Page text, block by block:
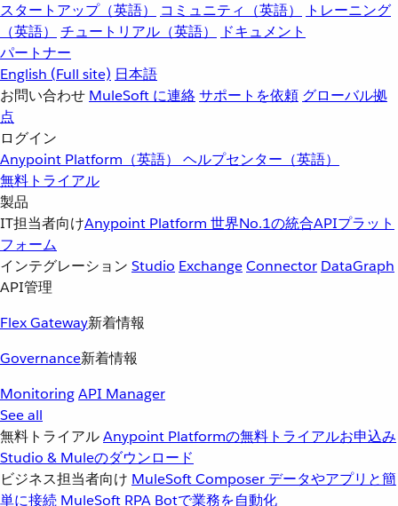
スタートアップ（英語）
コミュニティ（英語）
トレーニング
（英語）
チュートリアル（英語）
ドキュメント
パートナー
English (Full site) 日本語
お問い合わせ MuleSoft に連絡サポートを依頼 グローバル拠
点
ログイン
Anypoint Platform（英語） ヘルプセンター（英語）
無料トライアル
製品
IT担当者向けAnypoint Platform 世界No.1の統合APIプラット
フォーム
インテグレーション Studio ExchangeConnector DataGraph
API管理
Flex Gateway新着情報
Governance新着情報
MonitoringAPI Manager
See all
無料トライアルAnypoint Platformの無料トライアルお申込み
Studio & Muleのダウンロード
ビジネス担当者向け MuleSoft Composer データやアプリと簡
単に接続 MuleSoft RPA Botで業務を自動化